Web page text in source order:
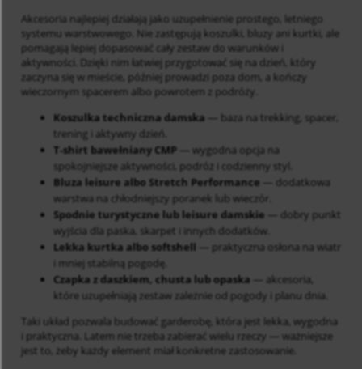
Akcesoria najlepiej działają jako uzupełnienie prostego, letniego
systemu warstwowego. Nie zastępują koszulki, bluzy ani kurtki, ale
pomagają lepiej dopasować cały zestaw do warunków i
aktywności. Dzięki nim łatwiej przygotować się na dzień, który
zaczyna się w mieście, później prowadzi poza dom, a kończy
wieczornym spacerem albo powrotem z podróży.
Koszulka techniczna damska — baza na trekking, spacer,
trening i aktywny dzień.
T-shirt bawełniany CMP — wygodna opcja na
spokojniejsze aktywności, podróż i codzienny styl.
Bluza leisure albo Stretch Performance — dodatkowa
warstwa na chłodniejszy poranek lub wieczór.
Spodnie turystyczne lub leisure damskie — dobry punkt
wyjścia dla paska, skarpet i innych dodatków.
Lekka kurtka albo softshell — praktyczna osłona na wiatr
i mniej stabilną pogodę.
Czapka z daszkiem, chusta lub opaska — akcesoria,
które uzupełniają zestaw zależnie od pogody i planu dnia.
Taki układ pozwala budować garderobę, która jest lekka, wygodna
i praktyczna. Latem nie trzeba zabierać wielu rzeczy — ważniejsze
jest to, żeby każdy element miał konkretne zastosowanie.